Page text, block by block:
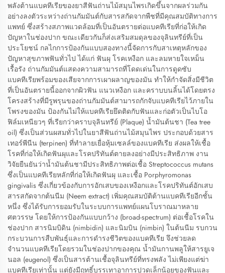
พลังต้านแบคทีเรียของยาสีฟันถ่านไม้สมุนไพรเกิดขึ้นจากผลร่วมกัน
อย่างลงตัวระหว่างถ่านกัมมันต์กับสารสกัดจากพืชที่มีคุณสมบัติทางการ
แพทย์ ซึ่งสร้างสภาพแวดล้อมที่เป็นอันตรายต่อแบคทีเรียที่ก่อให้เกิด
ปัญหาในช่องปาก ขณะเดียวกันก็ส่งเสริมสมดุลของจุลินทรีย์ที่เป็น
ประโยชน์ กลไกการป้องกันแบบสองทางนี้จัดการกับสาเหตุหลักของ
ปัญหาสุขภาพฟันทั่วไป ได้แก่ ฟันผุ โรคเหงือก และลมหายใจเหม็น
เรื้อรัง ถ่านกัมมันต์แสดงความสามารถที่โดดเด่นในการดูดซับ
แบคทีเรียพร้อมของเสียจากการเผาผลาญของมัน ทำให้กำจัดสิ่งมีชีวิต
ที่เป็นอันตรายนี้ออกจากผิวฟัน แนวเหงือก และคราบบนลิ้นได้โดยตรง
โครงสร้างที่มีรูพรุนของถ่านกัมมันต์สามารถกักจับแบคทีเรียไว้ภายใน
โพรงของมัน ป้องกันไม่ให้แบคทีเรียยึดติดกับฟันและก่อตัวเป็นไบโอ
ฟิล์มเหนียวๆ ที่เรียกว่าคราบจุลินทรีย์ (Plaque) น้ำมันต้นชา (Tea tree
oil) ซึ่งเป็นส่วนผสมทั่วไปในยาสีฟันถ่านไม้สมุนไพร ประกอบด้วยสาร
เทอร์พีนีน (terpinen) ที่ทำลายเยื่อหุ้มเซลล์ของแบคทีเรีย ส่งผลให้เชื้อ
โรคที่ก่อให้เกิดฟันผุและโรคปริทันต์ตายลงอย่างมีประสิทธิภาพ งาน
วิจัยยืนยันว่าน้ำมันต้นชามีประสิทธิภาพต่อเชื้อ Streptococcus mutans
ซึ่งเป็นแบคทีเรียหลักที่ก่อให้เกิดฟันผุ และเชื้อ Porphyromonas
gingivalis ซึ่งเกี่ยวข้องกับการอักเสบของเหงือกและโรคปริทันต์อักเสบ
สารสกัดจากต้นนีม (Neem extract) เพิ่มคุณสมบัติต้านแบคทีเรียอีกชั้น
หนึ่ง ซึ่งได้รับการยอมรับในระบบการแพทย์แผนโบราณมาหลาย
ศตวรรษ โดยให้การป้องกันแบบกว้าง (broad-spectrum) ต่อเชื้อโรคใน
ช่องปาก สารนิมบิดิน (nimbidin) และนิมบิน (nimbin) ในต้นนีม รบกวน
กระบวนการสืบพันธุ์และการดำรงชีวิตของแบคทีเรีย จึงช่วยลด
จำนวนแบคทีเรียโดยรวมในช่องปากของคุณ น้ำมันกานพลูให้สารยูเจ
นอล (eugenol) ซึ่งเป็นสารต้านเชื้อจุลินทรีย์ที่ทรงพลัง ไม่เพียงแต่ฆ่า
แบคทีเรียเท่านั้น แต่ยังมีฤทธิ์บรรเทาอาการปวดเล็กน้อยของฟันและ